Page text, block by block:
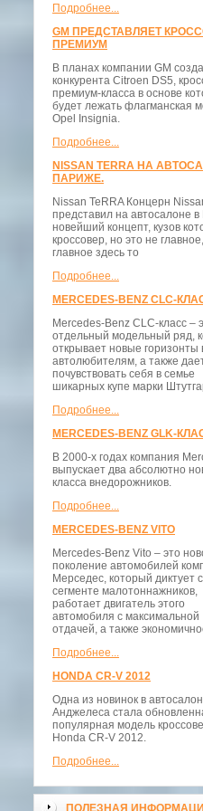
Подробнее...
GM ПРЕДСТАВЛЯЕТ
ПРЕМИУМ
В планах компании GM
конкурента Citroen DS5,
премиум-класса в основе
будет лежать флагманская
Opel Insignia.
Подробнее...
NISSAN TERRA НА
ПАРИЖЕ.
Nissan TeRRA Концерн
представил на автосалоне
новейший концепт, кузов
кроссовер, но это не главное,
главное здесь то
Подробнее...
MERCEDES-BENZ CLC-
Mercedes-Benz CLC-класс –
отдельный модельный ряд,
открывает новые горизонты
автолюбителям, а также
почувствовать себя в семье
шикарных купе марки
Подробнее...
MERCEDES-BENZ GLK-
В 2000-х годах компания
выпускает два абсолютно
класса внедорожников.
Подробнее...
MERCEDES-BENZ VITO
Mercedes-Benz Vito – это
поколение автомобилей
Мерседес, который диктует
сегменте малотоннажников,
работает двигатель этого
автомобиля с максимальной
отдачей, а также
Подробнее...
HONDA CR-V 2012
Одна из новинок в
Анджелеса стала
популярная модель
Honda CR-V 2012.
Подробнее...
ПОЛЕЗНАЯ